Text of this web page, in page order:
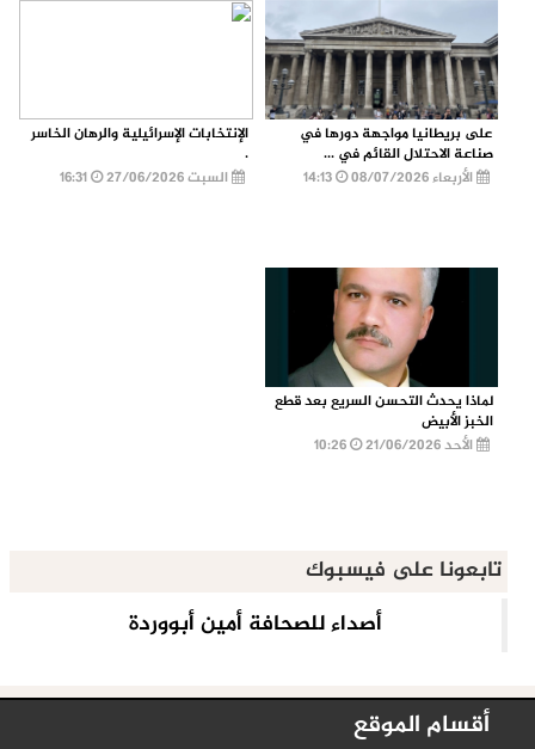
على بريطانيا مواجهة دورها في
صناعة الاحتلال القائم في ...
الأربعاء 08/07/2026
الإنتخابات الإسرائيلية والرهان الخاسر
.
السبت 27/06/2026
16:31
لماذا يحدث التحسن السريع بعد قطع
الخبز الأبيض
الأحد 21/06/2026
تابعونا على فيسبوك
أقسام الموقع